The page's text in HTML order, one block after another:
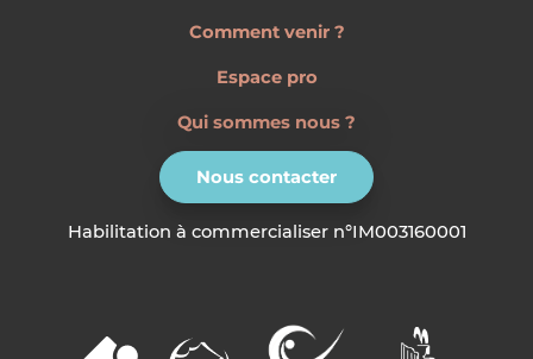
Comment venir ?
Espace pro
Qui sommes nous ?
Nous contacter
Habilitation à commercialiser n°IM003160001